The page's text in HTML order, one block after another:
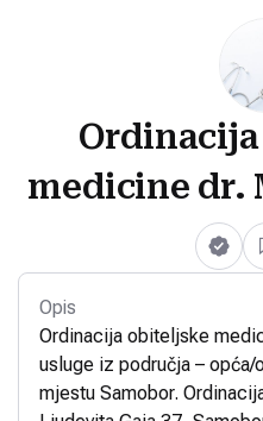
medicine dr.
Opis
Ordinacija obiteljske
usluge iz područja –
mjestu Samobor.